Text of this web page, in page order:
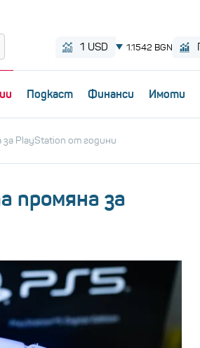
Пoдкаст Финанси Имоти
PlayStation от години
промяна за